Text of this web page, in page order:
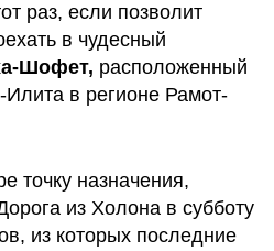
раз, если позволит
в чудесный
Шофет, расположенный
в регионе Рамот-
точку назначения,
из Холона в субботу
из которых последние